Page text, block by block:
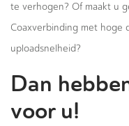
te verhogen? Of maakt u
Coaxverbinding met hoge
uploadsnelheid?
Dan
voor u!